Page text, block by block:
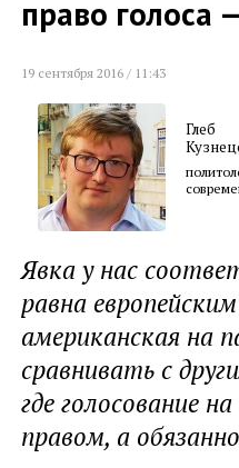
право голоса
19 сентября 2016 / 11:43
Глеб
Явка у нас
равна
американская на
сравнивать с
где голосование
правом, а